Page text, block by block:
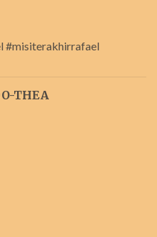
#misiterakhirrafael
THEA